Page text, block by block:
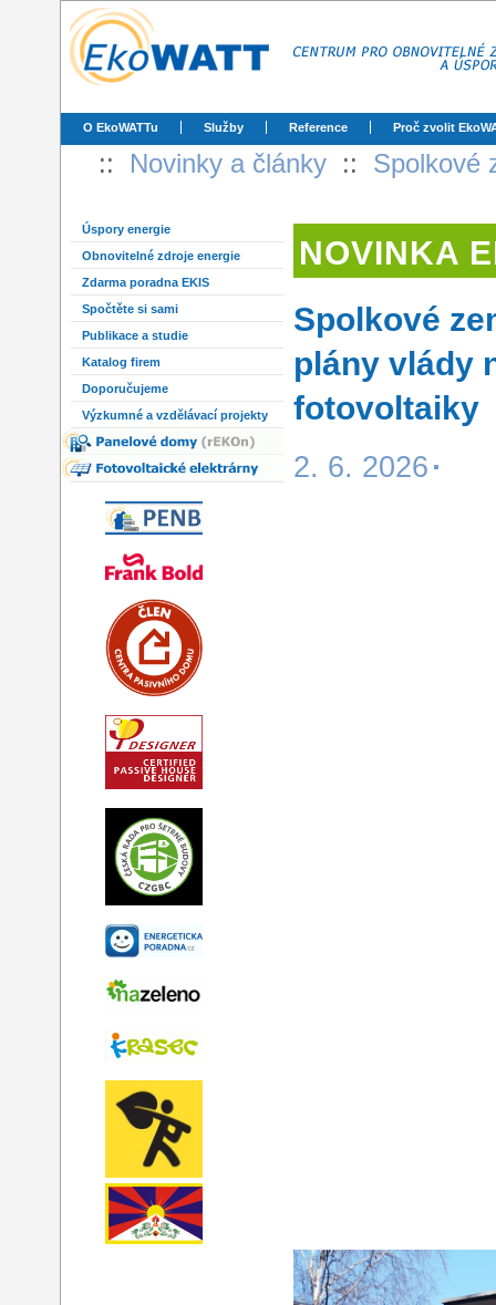
O EkoWATTu Služby Reference Proč zvolit
:: Novinky a články :: Spolkové
Úspory energie
Obnovitelné zdroje energie
Zdarma poradna EKIS
Spočtěte si sami
Publikace a studie
Katalog firem
Doporučujeme
Výzkumné a vzdělávací projekty
NOVINKA
Spolkové
plány vlády
fotovoltaiky
2. 6. 2026